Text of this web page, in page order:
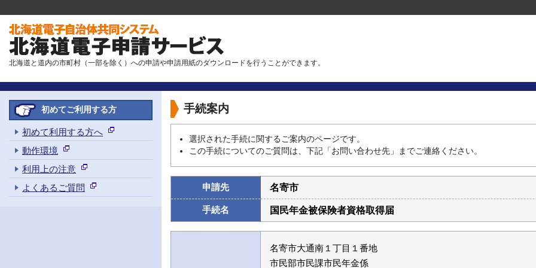
北海道と道内の市町村（一部を除く）への申請や申請用紙のダウンロードを行うことができます。
初めてご利用する方
初めて利用する方へ
動作環境
利用上の注意
よくあるご質問
手続案内
選択された手続に関するご案内のページです。
この手続についてのご質問は、下記「お問い合わせ先」までご連絡ください。
申請先 名寄市
手続名 国民年金被保険者資格取得届
名寄市大通南１丁目１番地
市民部市民課市民年金係